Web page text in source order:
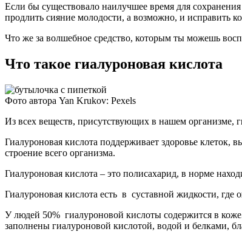
Если бы существовало наилучшее время для
продлить сияние молодости, а возможно, и исправить
Что же за волшебное средство, которым ты можешь
Что такое гиалуроновая кислота
Фото автора Yan Krukov: Pexels
Из всех веществ, присутствующих в нашем организме,
Гиалуроновая кислота поддерживает здоровье
строение всего организма.
Гиалуроновая кислота – это полисахарид, в норме
Гиалуроновая кислота есть в суставной жидкости,
У людей 50% гиалуроновой кислоты содержится в
заполнены гиалуроновой кислотой, водой и белками,